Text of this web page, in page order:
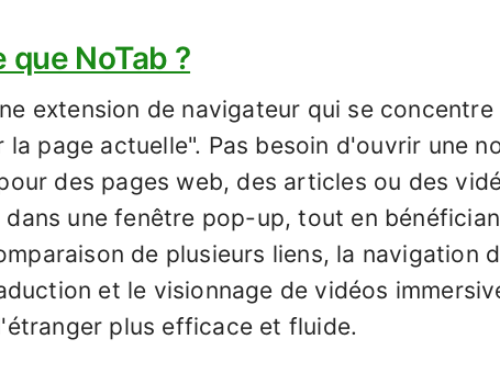
NoTab ?
extension de navigateur qui se
la page actuelle". Pas besoin d'ouvrir une
des pages web, des articles ou des
une fenêtre pop-up, tout en
de plusieurs liens, la navigation
et le visionnage de vidéos
plus efficace et fluide.